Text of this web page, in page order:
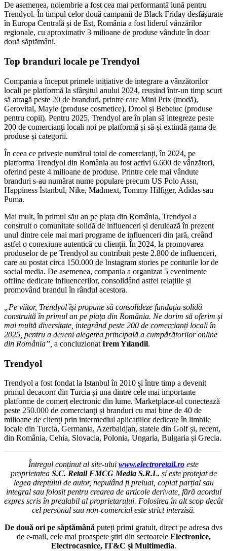
De asemenea, noiembrie a fost cea mai performantă lună pentru
Trendyol. În timpul celor două campanii de Black Friday desfășurate
în Europa Centrală și de Est, România a fost liderul vânzărilor
regionale, cu aproximativ 3 milioane de produse vândute în doar
două săptămâni.
Top branduri locale pe Trendyol
Compania a început primele inițiative de integrare a vânzătorilor
locali pe platformă la sfârșitul anului 2024, reușind într-un timp scurt
să atragă peste 20 de branduri, printre care Mini Prix (modă),
Gerovital, Mayie (produse cosmetice), Drool și Bebeluc (produse
pentru copii). Pentru 2025, Trendyol are în plan să integreze peste
200 de comercianți locali noi pe platformă și să-și extindă gama de
produse și categorii.
În ceea ce privește numărul total de comercianți, în 2024, pe
platforma Trendyol din România au fost activi 6.600 de vânzători,
oferind peste 4 milioane de produse. Printre cele mai vândute
branduri s-au numărat nume populare precum US Polo Assn,
Happiness İstanbul, Nike, Madmext, Tommy Hilfiger, Adidas sau
Puma.
Mai mult, în primul său an pe piața din România, Trendyol a
construit o comunitate solidă de influenceri și derulează în prezent
unul dintre cele mai mari programe de influenceri din țară, creând
astfel o conexiune autentică cu clienții. În 2024, la promovarea
produselor de pe Trendyol au contribuit peste 2.800 de influenceri,
care au postat circa 150.000 de Instagram stories pe conturile lor de
social media. De asemenea, compania a organizat 5 evenimente
offline dedicate influencerilor, consolidând astfel relațiile și
promovând brandul în rândul acestora.
„Pe viitor, Trendyol își propune să consolideze fundația solidă
construită în primul an pe piața din România. Ne dorim să oferim și
mai multă diversitate, integrând peste 200 de comercianți locali în
2025, pentru a deveni alegerea principală a cumpărătorilor online
din România”, a concluzionat Irem Yılandil.
Trendyol
Trendyol a fost fondat la Istanbul în 2010 și între timp a devenit
primul decacorn din Turcia și una dintre cele mai importante
platforme de comerț electronic din lume. Marketplace-ul conectează
peste 250.000 de comercianți și branduri cu mai bine de 40 de
milioane de clienți prin intermediul aplicațiilor dedicate în limbile
locale din Turcia, Germania, Azerbaidjan, statele din Golf și, recent,
din România, Cehia, Slovacia, Polonia, Ungaria, Bulgaria și Grecia.
Întregul conținut al site-ului www.electroretail.ro este
proprietatea S.C. Retail FMCG Media S.R.L. și este protejat de
legea dreptului de autor, neputând fi preluat, copiat parțial sau
integral sau folosit pentru crearea de articole derivate, fără acordul
expres scris în prealabil al proprietarului. Folosirea în alt scop decât
cel personal sau non-comercial este strict interzisă.
De două ori pe săptămână puteți primi gratuit, direct pe adresa dvs
de e-mail, cele mai proaspete ştiri din sectoarele Electronice,
Electrocasnice, IT&C și Multimedia.